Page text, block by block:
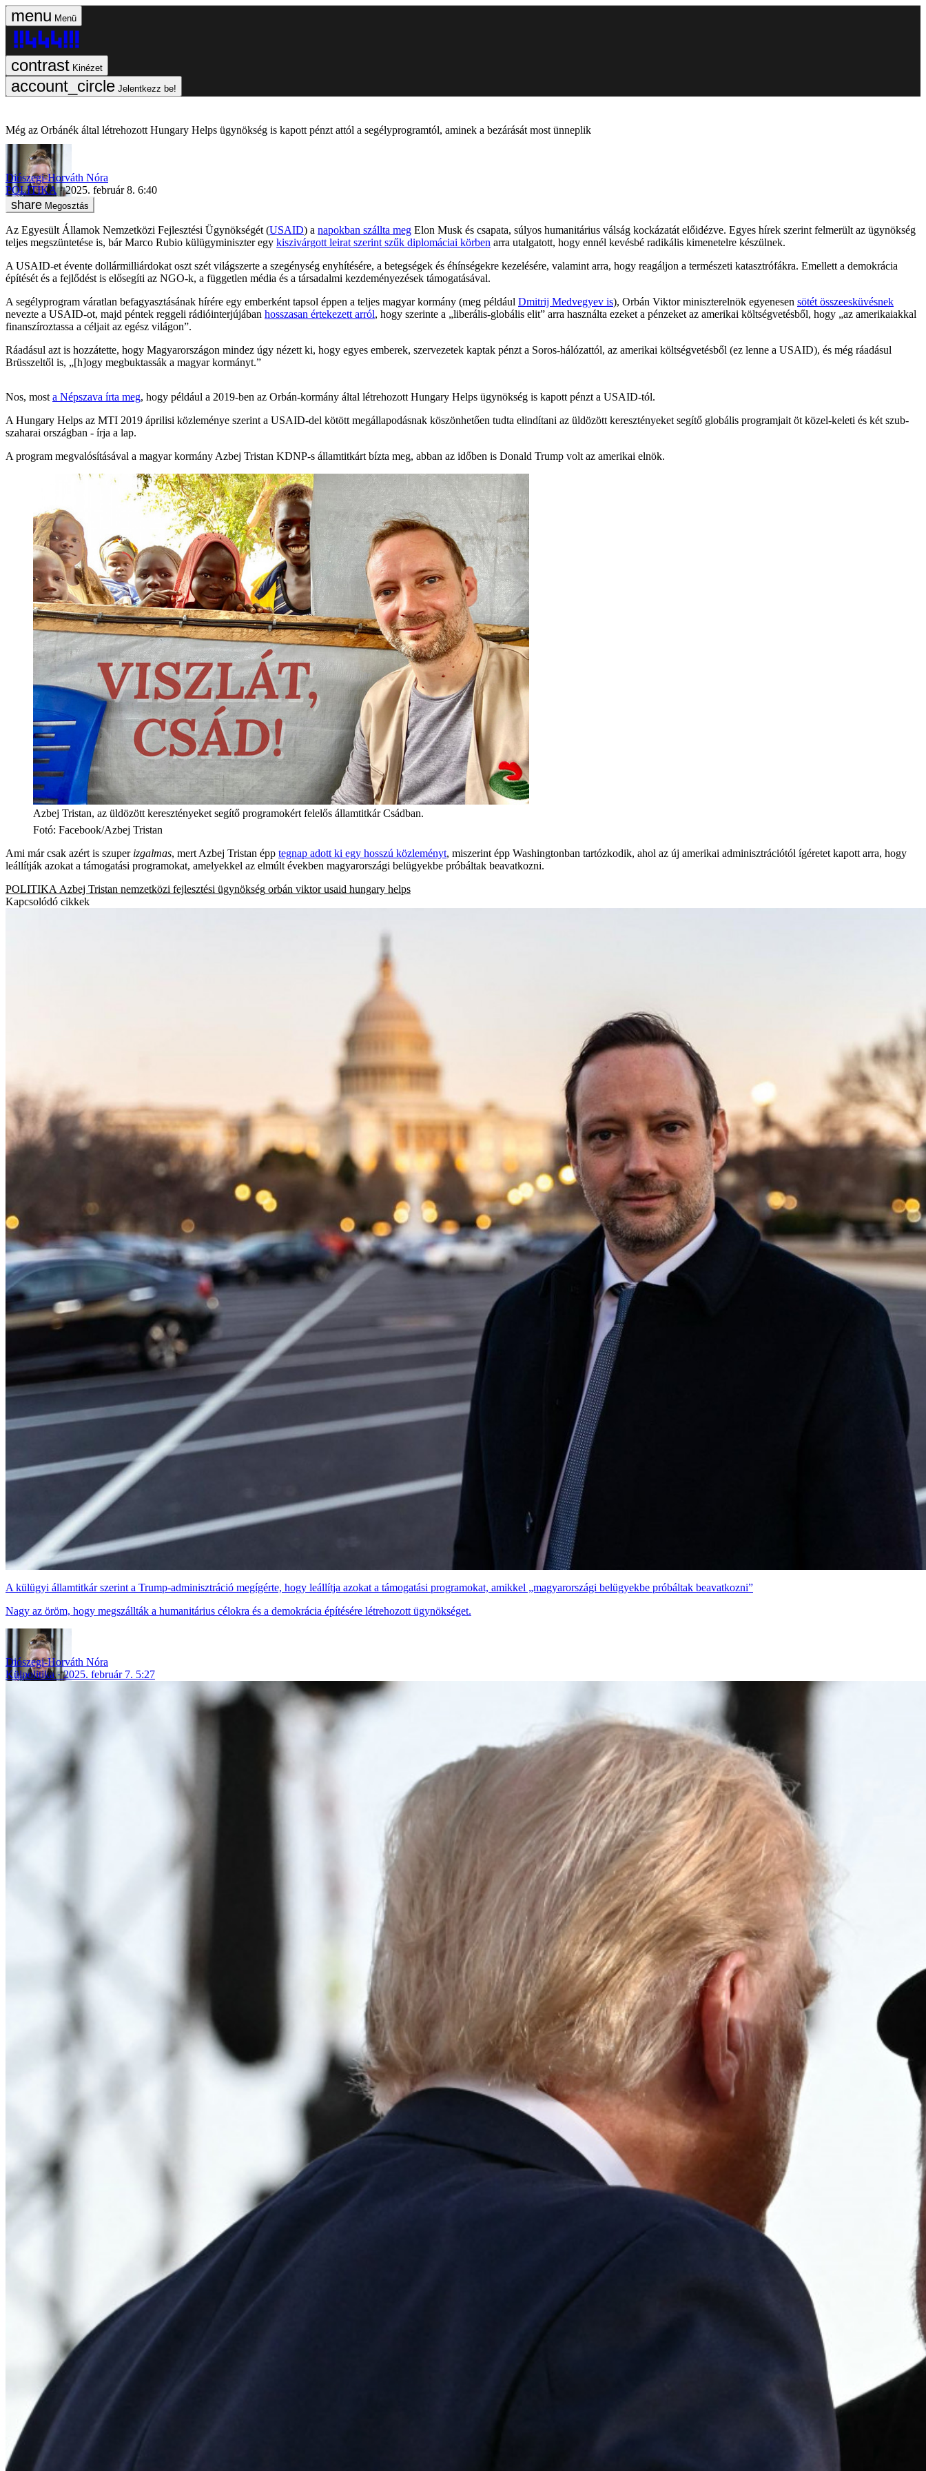
Menü
Kinézet
Jelentkezz be!
Még az Orbánék által létrehozott Hungary Helps ügynökség is kapott pénzt attól a segélyprogramtól, aminek a bezárását most ünneplik
Diószegi-Horváth Nóra
POLITIKA
2025. február 8. 6:40
Megosztás
Az Egyesült Államok Nemzetközi Fejlesztési Ügynökségét (USAID) a napokban szállta meg Elon Musk és csapata, súlyos humanitárius válság kockázatát előidézve. Egyes hírek szerint felmerült az ügynökség
teljes megszüntetése is, bár Marco Rubio külügyminiszter egy kiszivárgott leirat szerint szűk diplomáciai körben arra utalgatott, hogy ennél kevésbé radikális kimenetelre készülnek.
A USAID-et évente dollármilliárdokat oszt szét világszerte a szegénység enyhítésére, a betegségek és éhínségekre kezelésére, valamint arra, hogy reagáljon a természeti katasztrófákra. Emellett a demokrácia
építését és a fejlődést is elősegíti az NGO-k, a független média és a társadalmi kezdeményezések támogatásával.
A segélyprogram váratlan befagyasztásának hírére egy emberként tapsol éppen a teljes magyar kormány (meg például Dmitrij Medvegyev is), Orbán Viktor miniszterelnök egyenesen sötét összeesküvésnek
nevezte a USAID-ot, majd péntek reggeli rádióinterjújában hosszasan értekezett arról, hogy szerinte a „liberális-globális elit” arra használta ezeket a pénzeket az amerikai költségvetésből, hogy „az amerikaiakkal
finanszíroztassa a céljait az egész világon”.
Ráadásul azt is hozzátette, hogy Magyarországon mindez úgy nézett ki, hogy egyes emberek, szervezetek kaptak pénzt a Soros-hálózattól, az amerikai költségvetésből (ez lenne a USAID), és még ráadásul
Brüsszeltől is, „[h]ogy megbuktassák a magyar kormányt.”
Nos, most a Népszava írta meg, hogy például a 2019-ben az Orbán-kormány által létrehozott Hungary Helps ügynökség is kapott pénzt a USAID-tól.
A Hungary Helps az MTI 2019 áprilisi közleménye szerint a USAID-del kötött megállapodásnak köszönhetően tudta elindítani az üldözött keresztényeket segítő globális programjait öt közel-keleti és két szub-
szaharai országban - írja a lap.
A program megvalósításával a magyar kormány Azbej Tristan KDNP-s államtitkárt bízta meg, abban az időben is Donald Trump volt az amerikai elnök.
Azbej Tristan, az üldözött keresztényeket segítő programokért felelős államtitkár Csádban.
Fotó: Facebook/Azbej Tristan
Ami már csak azért is szuper izgalmas, mert Azbej Tristan épp tegnap adott ki egy hosszú közleményt, miszerint épp Washingtonban tartózkodik, ahol az új amerikai adminisztrációtól ígéretet kapott arra, hogy
leállítják azokat a támogatási programokat, amelyekkel az elmúlt években magyarországi belügyekbe próbáltak beavatkozni.
POLITIKA Azbej Tristan nemzetközi fejlesztési ügynökség orbán viktor usaid hungary helps
Kapcsolódó cikkek
A külügyi államtitkár szerint a Trump-adminisztráció megígérte, hogy leállítja azokat a támogatási programokat, amikkel „magyarországi belügyekbe próbáltak beavatkozni”
Nagy az öröm, hogy megszállták a humanitárius célokra és a demokrácia építésére létrehozott ügynökséget.
Diószegi-Horváth Nóra
Külpolitika
2025. február 7. 5:27